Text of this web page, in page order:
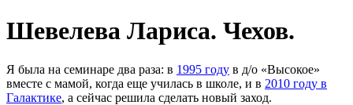
Шевелева Лариса. Чехов.
Я была на семинаре два раза: в 1995 году в д/о «Высокое»
вместе с мамой, когда еще училась в школе, и в 2010 году в
Галактике, а сейчас решила сделать новый заход.